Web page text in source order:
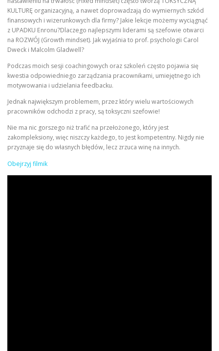
KULTURĘ organizacyjną, a nawet doprowadzają do wymiernych szkód
finansowych i wizerunkowych dla firmy? Jakie lekcje możemy wyciągnąć
z UPADKU Enronu?Dlaczego najlepszymi liderami są szefowie otwarci
na ROZWÓJ (Growth mindset). Jak wyjaśnia to prof. psychologii Carol
Dweck i Malcolm Gladwell?
Podczas moich sesji coachingowych oraz szkoleń często pojawia się
kwestia odpowiedniego zarządzania pracownikami, umiejętnego ich
motywowania i udzielania feedbacku.
Jednak największym problemem, przez który wielu wartościowych
pracowników odchodzi z pracy, są toksyczni szefowie!
Nie ma nic gorszego niż trafić na przełożonego, który jest
zakompleksiony, więc niszczy każdego, to jest kompetentny. Nigdy nie
przyznaje się do własnych błędów, lecz zrzuca winę na innych.
Obejrzyj filmik